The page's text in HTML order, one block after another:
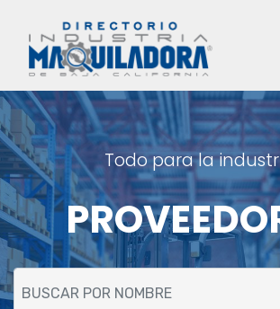
Todo para la